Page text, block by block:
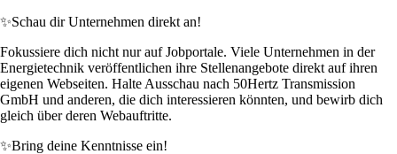
✨Schau dir Unternehmen direkt an!
Fokussiere dich nicht nur auf Jobportale. Viele Unternehmen in der
Energietechnik veröffentlichen ihre Stellenangebote direkt auf ihren
eigenen Webseiten. Halte Ausschau nach 50Hertz Transmission
GmbH und anderen, die dich interessieren könnten, und bewirb dich
gleich über deren Webauftritte.
✨Bring deine Kenntnisse ein!